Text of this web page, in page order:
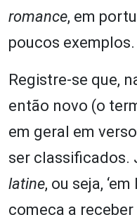
romance, em
poucos exemplos.
Registre-se que,
então novo (o
em geral em
ser classificados.
latine, ou seja,
começa a